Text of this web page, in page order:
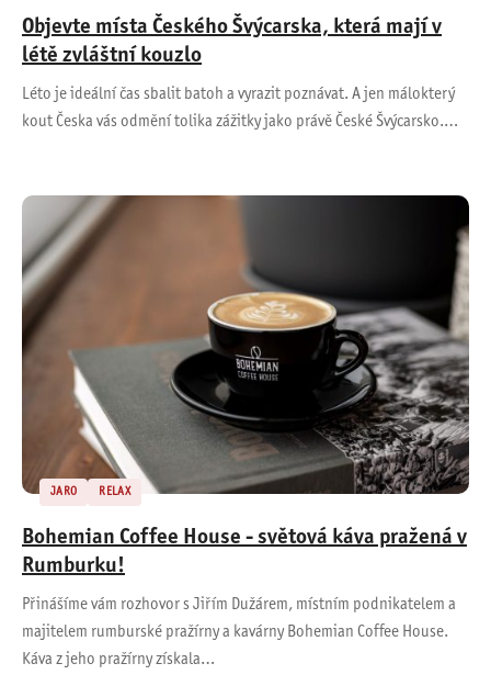
Objevte místa Českého Švýcarska, která mají v
létě zvláštní kouzlo
Léto je ideální čas sbalit batoh a vyrazit poznávat. A jen málokterý
kout Česka vás odmění tolika zážitky jako právě České Švýcarsko.…
JARO RELAX
Bohemian Coffee House - světová káva pražená v
Rumburku!
Přinášíme vám rozhovor s Jiřím Dužárem, místním podnikatelem a
majitelem rumburské pražírny a kavárny Bohemian Coffee House.
Káva z jeho pražírny získala…